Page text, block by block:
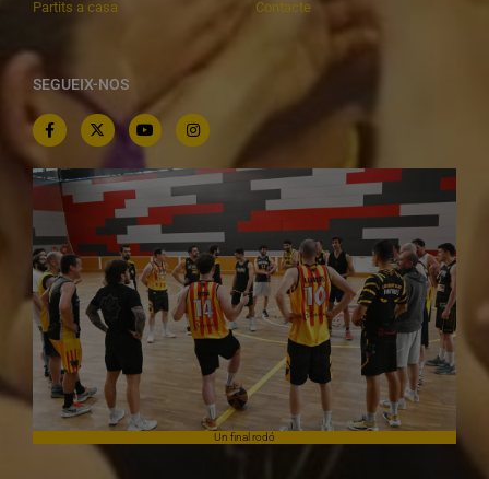
Partits a casa
Contacte
SEGUEIX-NOS
Un final rodó